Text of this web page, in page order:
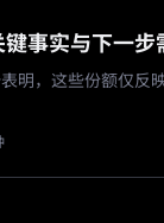
键事实与下一步
明，这些份额仅反